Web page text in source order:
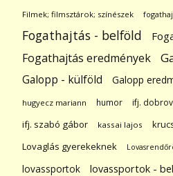
Filmek; filmsztárok; színészek
Fogathajtás - belföld
Fogathajtás eredmények
Galopp - külföld Galopp
hugyecz mariann humor ifj.
ifj. szabó gábor kassai lajos
Lovaglás gyerekeknek
lovassportok lovassportok -